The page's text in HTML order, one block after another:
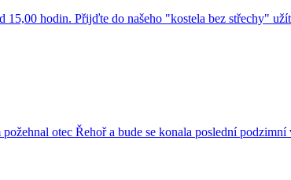
15,00 hodin. Přijďte do našeho "kostela bez střechy"
otec Řehoř a bude se konala poslední